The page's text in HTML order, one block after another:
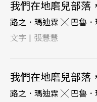
我們在地磨兒部落
路之．瑪迪霖 ╳ 巴魯．
文字 | 張慧慧
我們在地磨兒部落
路之．瑪迪霖 ╳ 巴魯．